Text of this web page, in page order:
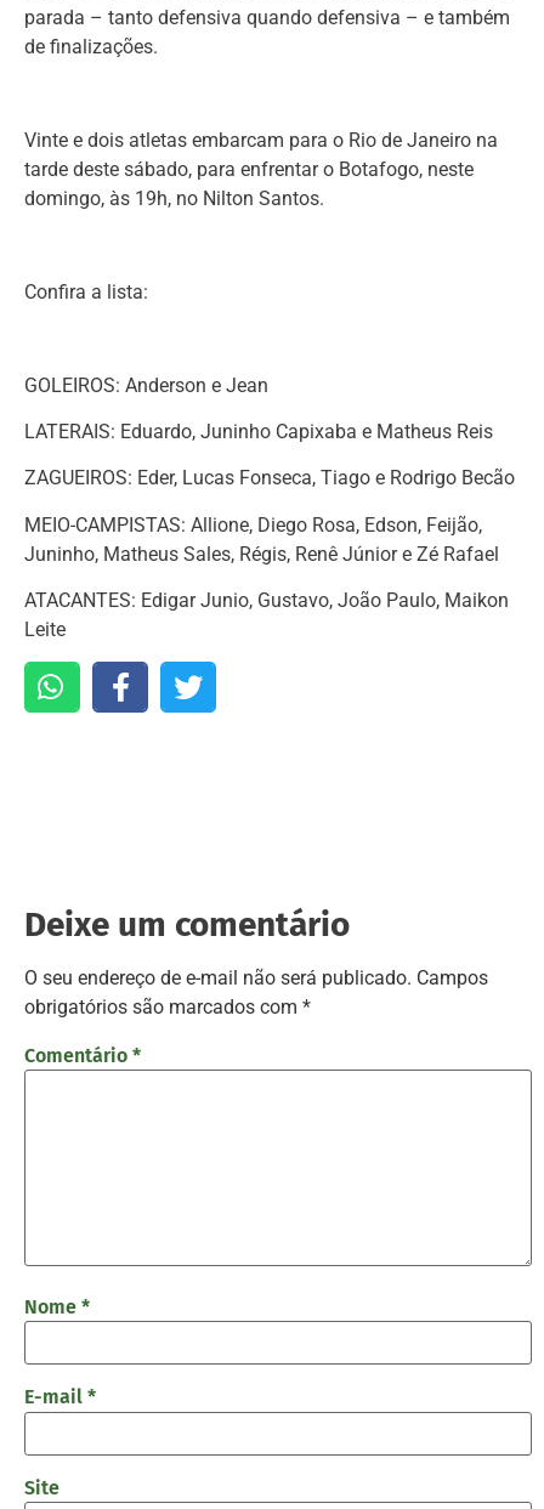
parada – tanto defensiva quando defensiva – e também
de finalizações.
Vinte e dois atletas embarcam para o Rio de Janeiro na
tarde deste sábado, para enfrentar o Botafogo, neste
domingo, às 19h, no Nilton Santos.
Confira a lista:
GOLEIROS: Anderson e Jean
LATERAIS: Eduardo, Juninho Capixaba e Matheus Reis
ZAGUEIROS: Eder, Lucas Fonseca, Tiago e Rodrigo Becão
MEIO-CAMPISTAS: Allione, Diego Rosa, Edson, Feijão,
Juninho, Matheus Sales, Régis, Renê Júnior e Zé Rafael
ATACANTES: Edigar Junio, Gustavo, João Paulo, Maikon
Leite
Deixe um comentário
O seu endereço de e-mail não será publicado. Campos
obrigatórios são marcados com *
Comentário *
Nome *
E-mail *
Site